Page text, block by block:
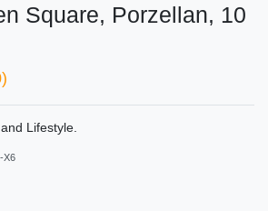
Square, Porzellan, 10
Lifestyle.
X6